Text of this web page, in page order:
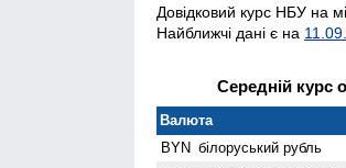
Довідковий курс НБУ на
Найближчі дані є на
Середній курс
Валюта
BYN білоруський рубль